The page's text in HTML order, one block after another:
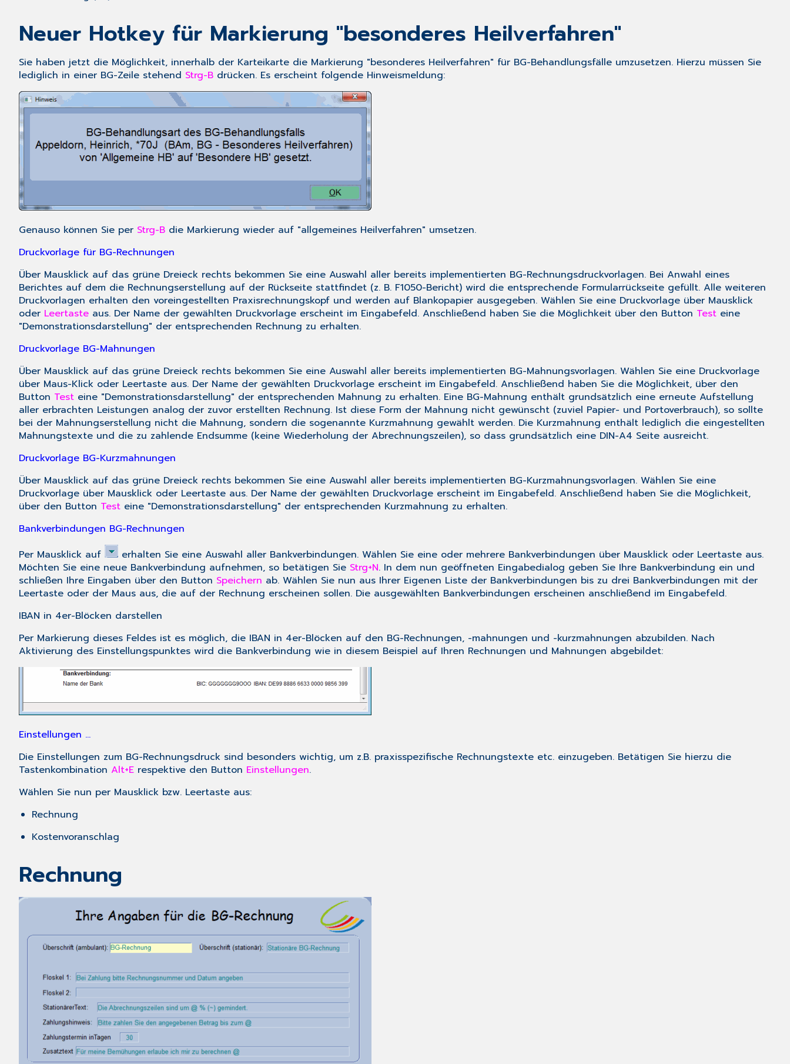
Neuer Hotkey für Markierung "besonderes Heilverfahren"
Sie haben jetzt die Möglichkeit, innerhalb der Karteikarte die Markierung "besonderes Heilverfahren" für BG-Behandlungsfälle umzusetzen. Hierzu müssen Sie
lediglich in einer BG-Zeile stehend Strg-B drücken. Es erscheint folgende Hinweismeldung:
Genauso können Sie per Strg-B die Markierung wieder auf "allgemeines Heilverfahren" umsetzen.
Druckvorlage für BG-Rechnungen
Über Mausklick auf das grüne Dreieck rechts bekommen Sie eine Auswahl aller bereits implementierten BG-Rechnungsdruckvorlagen. Bei Anwahl eines
Berichtes auf dem die Rechnungserstellung auf der Rückseite stattfindet (z. B. F1050-Bericht) wird die entsprechende Formularrückseite gefüllt. Alle weiteren
Druckvorlagen erhalten den voreingestellten Praxisrechnungskopf und werden auf Blankopapier ausgegeben. Wählen Sie eine Druckvorlage über Mausklick
oder Leertaste aus. Der Name der gewählten Druckvorlage erscheint im Eingabefeld. Anschließend haben Sie die Möglichkeit über den Button Test eine
"Demonstrationsdarstellung" der entsprechenden Rechnung zu erhalten.
Druckvorlage BG-Mahnungen
Über Mausklick auf das grüne Dreieck rechts bekommen Sie eine Auswahl aller bereits implementierten BG-Mahnungsvorlagen. Wählen Sie eine Druckvorlage
über Maus-Klick oder Leertaste aus. Der Name der gewählten Druckvorlage erscheint im Eingabefeld. Anschließend haben Sie die Möglichkeit, über den
Button Test eine "Demonstrationsdarstellung" der entsprechenden Mahnung zu erhalten. Eine BG-Mahnung enthält grundsätzlich eine erneute Aufstellung
aller erbrachten Leistungen analog der zuvor erstellten Rechnung. Ist diese Form der Mahnung nicht gewünscht (zuviel Papier- und Portoverbrauch), so sollte
bei der Mahnungserstellung nicht die Mahnung, sondern die sogenannte Kurzmahnung gewählt werden. Die Kurzmahnung enthält lediglich die eingestellten
Mahnungstexte und die zu zahlende Endsumme (keine Wiederholung der Abrechnungszeilen), so dass grundsätzlich eine DIN-A4 Seite ausreicht.
Druckvorlage BG-Kurzmahnungen
Über Mausklick auf das grüne Dreieck rechts bekommen Sie eine Auswahl aller bereits implementierten BG-Kurzmahnungsvorlagen. Wählen Sie eine
Druckvorlage über Mausklick oder Leertaste aus. Der Name der gewählten Druckvorlage erscheint im Eingabefeld. Anschließend haben Sie die Möglichkeit,
über den Button Test eine "Demonstrationsdarstellung" der entsprechenden Kurzmahnung zu erhalten.
Bankverbindungen BG-Rechnungen
Per Mausklick auf
erhalten Sie eine Auswahl aller Bankverbindungen. Wählen Sie eine oder mehrere Bankverbindungen über Mausklick oder Leertaste aus.
Möchten Sie eine neue Bankverbindung aufnehmen, so betätigen Sie Strg+N. In dem nun geöffneten Eingabedialog geben Sie Ihre Bankverbindung ein und
schließen Ihre Eingaben über den Button Speichern ab. Wählen Sie nun aus Ihrer Eigenen Liste der Bankverbindungen bis zu drei Bankverbindungen mit der
Leertaste oder der Maus aus, die auf der Rechnung erscheinen sollen. Die ausgewählten Bankverbindungen erscheinen anschließend im Eingabefeld.
IBAN in 4er-Blöcken darstellen
Per Markierung dieses Feldes ist es möglich, die IBAN in 4er-Blöcken auf den BG-Rechnungen, -mahnungen und -kurzmahnungen abzubilden. Nach
Aktivierung des Einstellungspunktes wird die Bankverbindung wie in diesem Beispiel auf Ihren Rechnungen und Mahnungen abgebildet:
Einstellungen ...
Die Einstellungen zum BG-Rechnungsdruck sind besonders wichtig, um z.B. praxisspezifische Rechnungstexte etc. einzugeben. Betätigen Sie hierzu die
Tastenkombination Alt+E respektive den Button Einstellungen.
Wählen Sie nun per Mausklick bzw. Leertaste aus:
Rechnung
Kostenvoranschlag
Rechnung